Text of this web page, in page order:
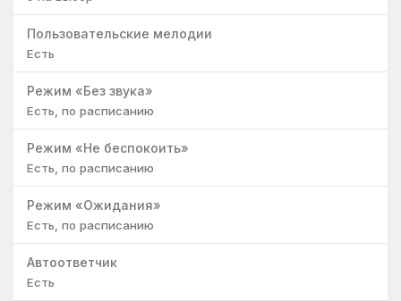
Пользовательские мелодии
Есть
Режим «Без звука»
Есть, по расписанию
Режим «Не беспокоить»
Есть, по расписанию
Режим «Ожидания»
Есть, по расписанию
Автоответчик
Есть